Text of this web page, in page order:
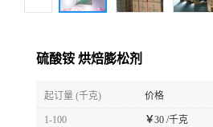
硫酸铵 烘焙膨松剂
起订量 (千克) 价格
1-100 ￥30 /千克